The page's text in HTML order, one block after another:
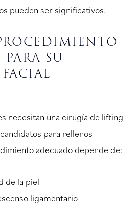
pueden ser significativos.
su
necesitan una cirugía de lifting
para rellenos
adecuado depende de:
de la piel
ligamentario